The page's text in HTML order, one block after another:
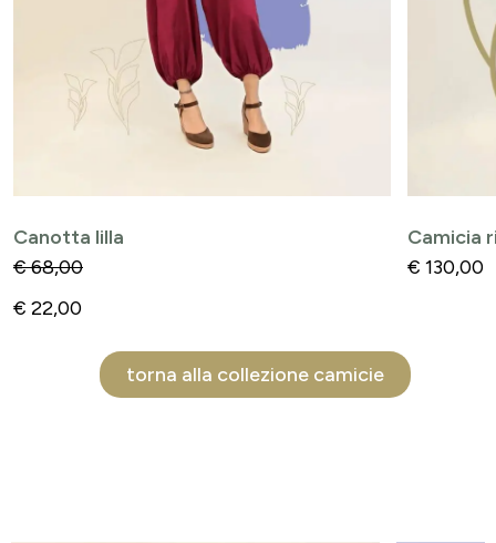
Canotta lilla
€68,00
€ 22,00
Camicia
€ 130,00
torna alla collezione camicie